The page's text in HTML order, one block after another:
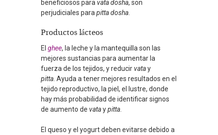
beneficiosos paravata dosha, son
perjudiciales parapitta dosha.
Productos lácteos
El ghee, la leche y la mantequilla son las
mejores sustancias para aumentar la
fuerza de los tejidos, y reducirvatay
pitta . Ayuda a tener mejores resultados en el
tejido reproductivo, la piel, el lustre, donde
hay más probabilidad de identificar signos
de aumento de vataypitta
El queso y el yogurt deben evitarse debido a